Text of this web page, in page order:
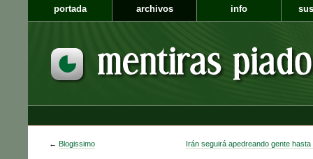
portada archivos info
← Blogissimo Irán seguirá apedreando gente